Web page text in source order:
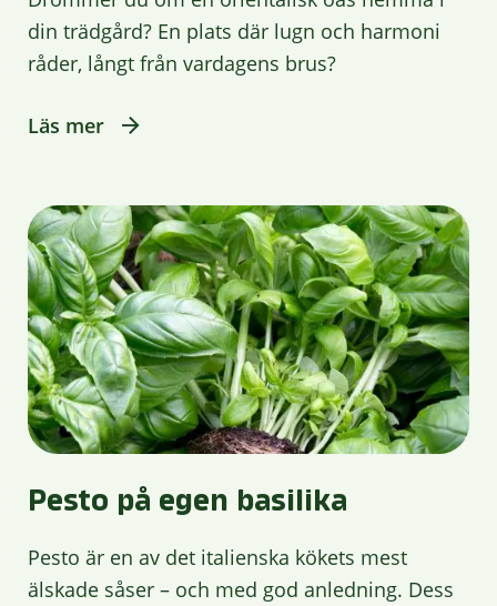
din trädgård? En plats där lugn och harmoni
råder, långt från vardagens brus?
Läs mer
Pesto på egen basilika
Pesto är en av det italienska kökets mest
älskade såser – och med god anledning. Dess